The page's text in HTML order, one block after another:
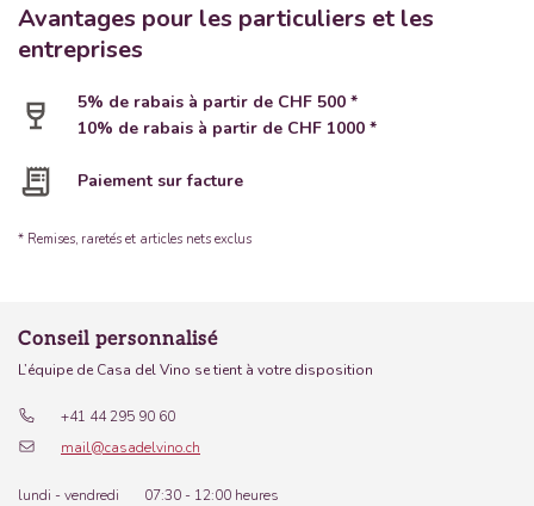
Avantages pour les particuliers et les
entreprises
5% de rabais à partir de CHF 500 *
10% de rabais à partir de CHF 1000 *
Paiement sur facture
* Remises, raretés et articles nets exclus
Conseil personnalisé
L’équipe de Casa del Vino se tient à votre disposition
+41 44 295 90 60
mail@casadelvino.ch
lundi - vendredi
07:30 - 12:00 heures